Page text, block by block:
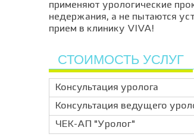
применяют урологические
недержания, а не пытаются
прием в клинику VIVA!
СТОИМОСТЬ УСЛУГ
Консультация уролога
Консультация ведущего
ЧЕК-АП "Уролог"